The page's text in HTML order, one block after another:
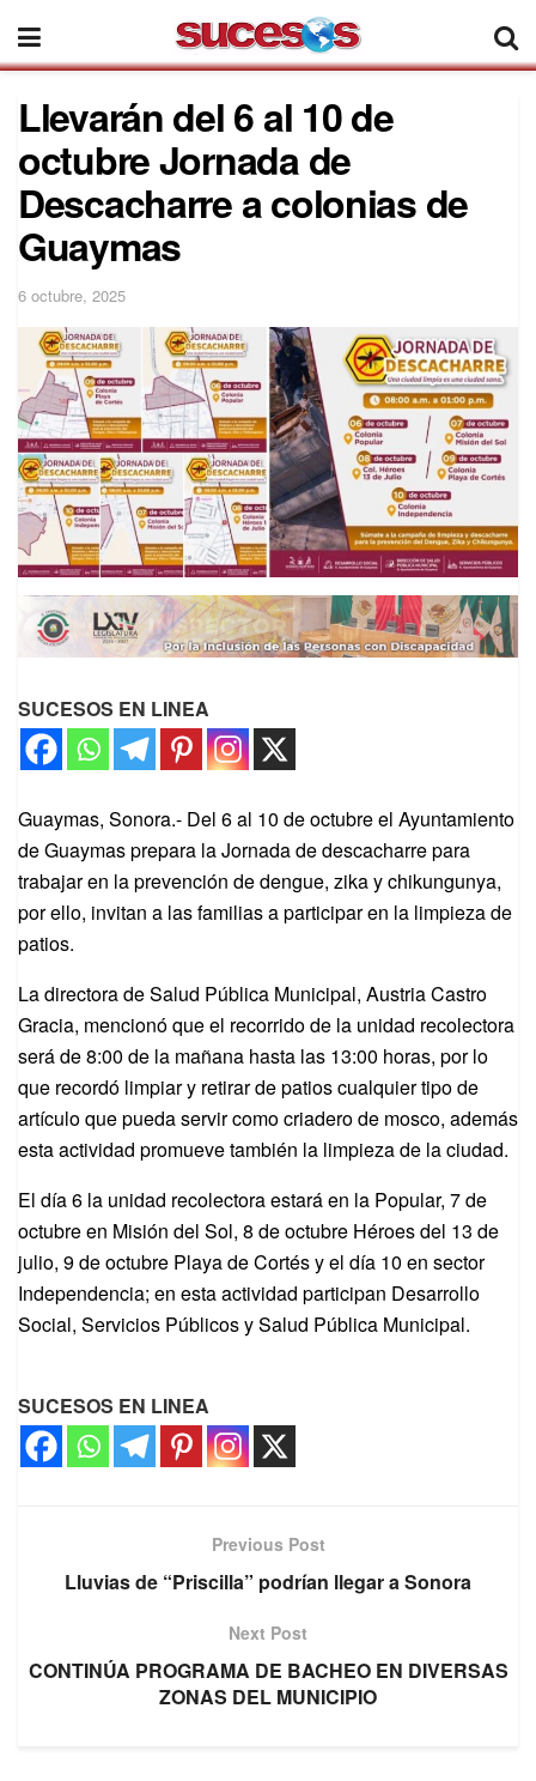
Llevarán del 6 al 10 de
octubre Jornada de
Descacharre a colonias de
Guaymas
6 octubre, 2025
SUCESOS EN LINEA
Guaymas, Sonora.- Del 6 al 10 de octubre el Ayuntamiento
de Guaymas prepara la Jornada de descacharre para
trabajar en la prevención de dengue, zika y chikungunya,
por ello, invitan a las familias a participar en la limpieza de
patios.
La directora de Salud Pública Municipal, Austria Castro
Gracia, mencionó que el recorrido de la unidad recolectora
será de 8:00 de la mañana hasta las 13:00 horas, por lo
que recordó limpiar y retirar de patios cualquier tipo de
artículo que pueda servir como criadero de mosco, además
esta actividad promueve también la limpieza de la ciudad.
El día 6 la unidad recolectora estará en la Popular, 7 de
octubre en Misión del Sol, 8 de octubre Héroes del 13 de
julio, 9 de octubre Playa de Cortés y el día 10 en sector
Independencia; en esta actividad participan Desarrollo
Social, Servicios Públicos y Salud Pública Municipal.
SUCESOS EN LINEA
Previous Post
Lluvias de “Priscilla” podrían llegar a Sonora
Next Post
CONTINÚA PROGRAMA DE BACHEO EN DIVERSAS
ZONAS DEL MUNICIPIO